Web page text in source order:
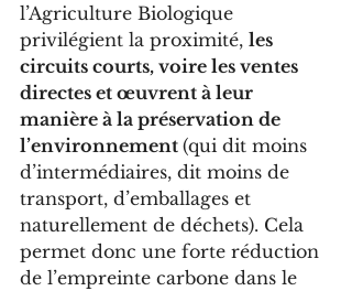
l’Agriculture Biologique
privilégient la proximité, les
circuits courts, voire les ventes
directes et œuvrent à leur
manière à la préservation de
l’environnement (qui dit moins
d’intermédiaires, dit moins de
transport, d’emballages et
naturellement de déchets). Cela
permet donc une forte réduction
de l’empreinte carbone dans le